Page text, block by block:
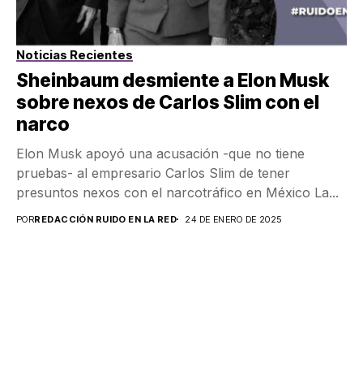
Noticias Recientes
Sheinbaum desmiente a Elon Musk
sobre nexos de Carlos Slim con el
narco
Elon Musk apoyó una acusación -que no tiene
pruebas- al empresario Carlos Slim de tener
presuntos nexos con el narcotráfico en México La...
PORREDACCIÓN RUIDO EN LA RED 24 DE ENERO DE 2025